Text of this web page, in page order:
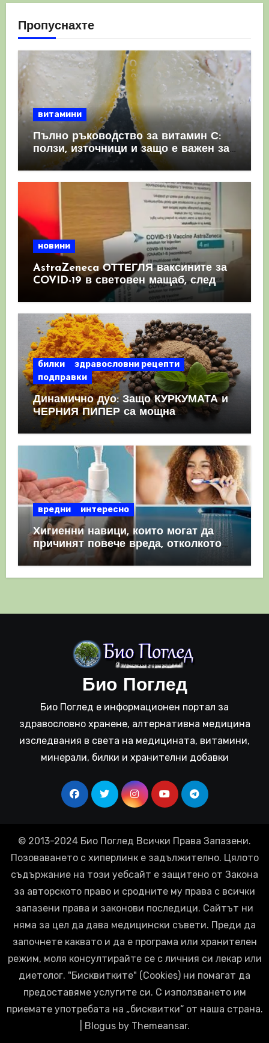
Пропуснахте
витамини
Пълно ръководство за витамин С:
ползи, източници и защо е важен за
имунната система
новини
AstraZeneca ОТТЕГЛЯ ваксините за
COVID-19 в световен мащаб, след
като призна, че те причиняват
билки
здравословни рецепти
подправки
Динамично дуо: Защо КУРКУМАТА и
ЧЕРНИЯ ПИПЕР са мощна
комбинация
вредни интересно
Хигиенни навици, които могат да
причинят повече вреда, отколкото
полза
Био Поглед
Био Поглед е информационен портал за
здравословно хранене, алтернативна медицина
изследвания в света на медицината, витамини,
минерали, билки и хранителни добавки
© 2013-2024 Био Поглед Всички Права Запазени.
Позоваването с хиперлинк е задължително. Цялото
съдържание на този уебсайт е защитено от Закона
за авторското право и сродните му права с всички
запазени права и законови последици. Сайтът ни
няма за цел да дава медицински съвети. Преди да
започнете каквато и да е програма или хранителен
режим, моля консултирайте се с личния си лекар или
диетолог. "Бисквитките" (Cookies) ни помагат да
предоставяме услугите си. С използването им
приемате употребата на „бисквитки“ от наша страна.
Blogusby Themeansar.